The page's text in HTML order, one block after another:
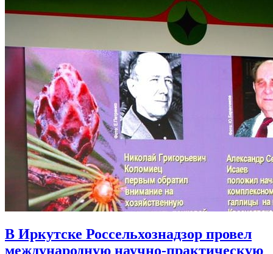
В Иркутске Россельхознадзор провел
международную научно-практическую